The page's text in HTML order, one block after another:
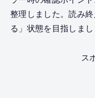
整理しました。読み
る」状態を目指しまし
ス